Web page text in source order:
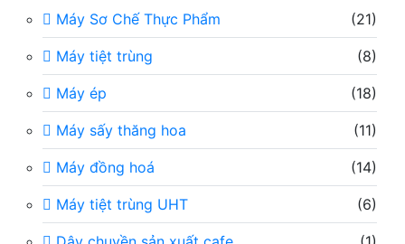
Máy Sơ Chế Thực Phẩm
(21)
Máy tiệt trùng (8)
Máy ép (18)
Máy sấy thăng hoa (11)
Máy đồng hoá (14)
Máy tiệt trùng UHT (6)